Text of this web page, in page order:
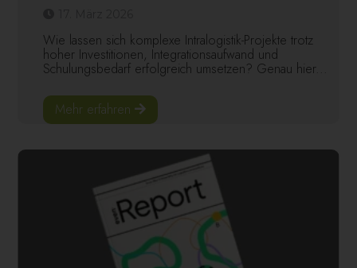
Wie lassen sich komplexe Intralogistik-Projekte trotz
hoher Investitionen, Integrationsaufwand und
Schulungsbedarf erfolgreich umsetzen? Genau hier...
Mehr erfahren